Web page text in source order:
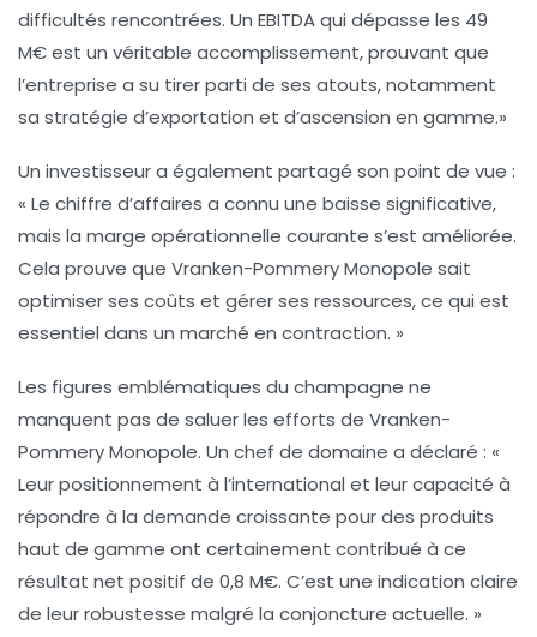
difficultés rencontrées. Un EBITDAqui dépasse les 49
M€est un véritable accomplissement, prouvant que
l’entreprise a su tirer parti de ses atouts, notamment
sa stratégie d’exportation et d’ascension en gamme.»
Un investisseur a également partagé son point de vue :
« Le chiffre d’affaires a connu une baisse significative,
mais la marge opérationnelle courante s’est améliorée.
Cela prouve que Vranken-Pommery Monopole sait
optimiser ses coûts et gérer ses ressources, ce qui est
essentiel dans un marché en contraction. »
Les figures emblématiques du champagne ne
manquent pas de saluer les efforts de Vranken-
Pommery Monopole. Un chef de domaine a déclaré : «
Leur positionnement à l’international et leur capacité à
répondre à la demande croissante pour des produits
haut de gamme ont certainement contribué à ce
résultat net positif de 0,8 M€. C’est une indication claire
de leur robustesse malgré la conjoncture actuelle. »